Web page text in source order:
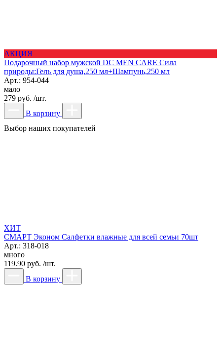
АКЦИЯ
Подарочный набор мужской DC MEN CARE Сила
природы:Гель для душа,250 мл+Шампунь,250 мл
Арт.: 954-044
мало
279 руб. /шт.
В корзину
Выбор наших покупателей
ХИТ
СМАРТ Эконом Салфетки влажные для всей семьи 70шт
Арт.: 318-018
много
119.90 руб. /шт.
В корзину